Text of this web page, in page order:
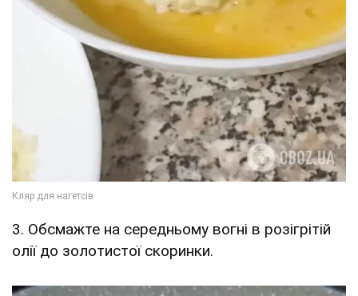
3. Обсмажте на середньому вогні в розігрітій
олії до золотистої скоринки.